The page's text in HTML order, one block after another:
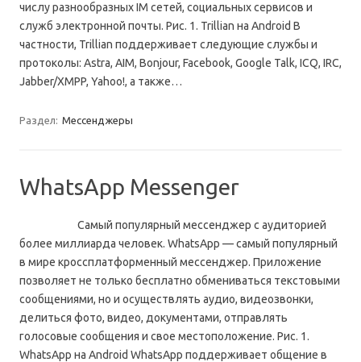
числу разнообразных IM сетей, социальных сервисов и
служб электронной почты. Рис. 1. Trillian на Android В
частности, Trillian поддерживает следующие службы и
протоколы: Astra, AIM, Bonjour, Facebook, Google Talk, ICQ, IRC,
Jabber/XMPP, Yahoo!, а также…
Раздел: Мессенджеры
WhatsApp Messenger
Самый популярный мессенджер с аудиторией
более миллиарда человек. WhatsApp — самый популярный
в мире кроссплатформенный мессенджер. Приложение
позволяет не только бесплатно обмениваться текстовыми
сообщениями, но и осуществлять аудио, видеозвонки,
делиться фото, видео, документами, отправлять
голосовые сообщения и свое местоположение. Рис. 1.
WhatsApp на Android WhatsApp поддерживает общение в